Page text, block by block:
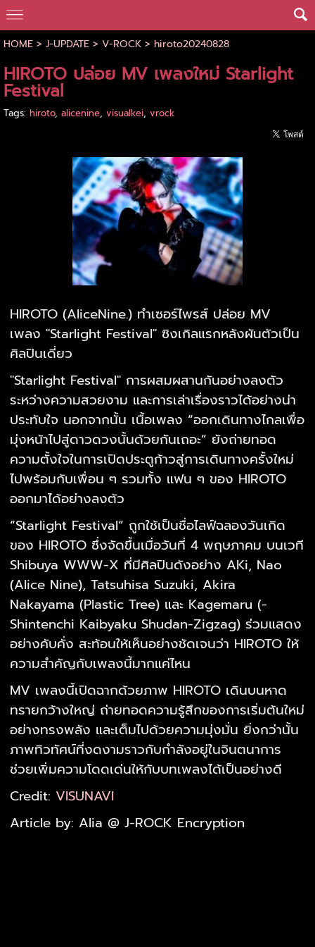
HOME> J-UPDATE> V-ROCK> hiroto20240828
HIROTO ปล่อย MV เพลงใหม่ Starlight
Festival
Tags: hiroto, alicenine, visualkei, vrock
HIROTO (AliceNine.) ทำเซอร์ไพรส์ ปล่อย MV
เพลง "Starlight Festival" ซิงเกิลแรกหลังผันตัวเป็น
ศิลปินเดี่ยว
"Starlight Festival" การผสมผสานกันอย่างลงตัว
ระหว่างความสวยงาม และการเล่าเรื่องราวได้อย่างน่า
ประทับใจ นอกจากนั้น เนื้อเพลง “ออกเดินทางไกลเพื่อ
มุ่งหน้าไปสู่ดาวดวงนั้นด้วยกันเถอะ” ยังถ่ายทอด
ความตั้งใจในการเปิดประตูก้าวสู่การเดินทางครั้งใหม่
ไปพร้อมกับเพื่อน ๆ รวมทั้ง แฟน ๆ ของ HIROTO
ออกมาได้อย่างลงตัว
“Starlight Festival” ถูกใช้เป็นชื่อไลฟ์ฉลองวันเกิด
ของ HIROTO ซึ่งจัดขึ้นเมื่อวันที่ 4 พฤษภาคม บนเวที
Shibuya WWW-X ที่มีศิลปินดังอย่าง AKi, Nao
(Alice Nine), Tatsuhisa Suzuki, Akira
Nakayama (Plastic Tree) และ Kagemaru (-
Shintenchi Kaibyaku Shudan-Zigzag) ร่วมแสดง
อย่างคับคั่ง สะท้อนให้เห็นอย่างชัดเจนว่า HIROTO ให้
ความสำคัญกับเพลงนี้มากแค่ไหน
MV เพลงนี้เปิดฉากด้วยภาพ HIROTO เดินบนหาด
ทรายกว้างใหญ่ ถ่ายทอดความรู้สึกของการเริ่มต้นใหม่
อย่างทรงพลัง และเต็มไปด้วยความมุ่งมั่น ยิ่งกว่านั้น
ภาพทิวทัศน์ที่งดงามราวกับกำลังอยู่ในจินตนาการ
ช่วยเพิ่มความโดดเด่นให้กับบทเพลงได้เป็นอย่างดี
Credit: VISUNAVI
Article by: Alia @ J-ROCK Encryption